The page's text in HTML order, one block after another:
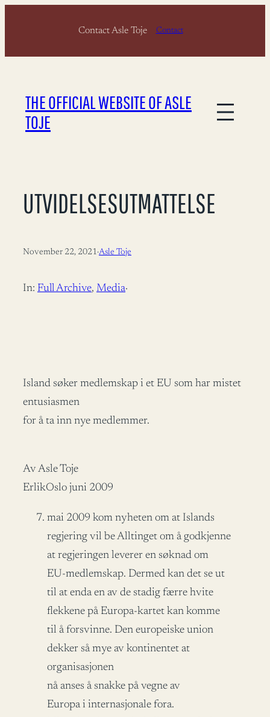
Contact Asle Toje Contact
THE OFFICIAL WEBSITE OF ASLE
TOJE
UTVIDELSESUTMATTELSE
November 22, 2021·Asle Toje
In: Full Archive, Media·
Island søker medlemskap i et EU som har mistet
entusiasmen
for å ta inn nye medlemmer.
Av Asle Toje
ErlikOslo juni 2009
mai 2009 kom nyheten om at Islands
regjering vil be Alltinget om å godkjenne
at regjeringen leverer en søknad om
EU-medlemskap. Dermed kan det se ut
til at enda en av de stadig færre hvite
flekkene på Europa-kartet kan komme
til å forsvinne. Den europeiske union
dekker så mye av kontinentet at
organisasjonen
nå anses å snakke på vegne av
Europa i internasjonale fora.